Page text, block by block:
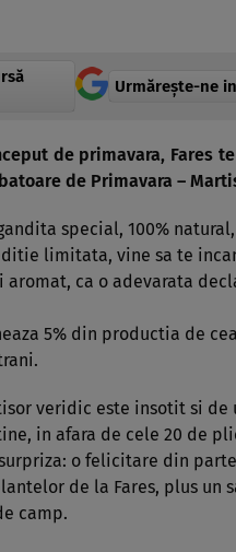
Urmărește-ne
de primavara, Fares
de Primavara –
special, 100%
limitata, vine sa te
aromat, ca o adevarata
5% din productia de
veridic este insotit si de
in afara de cele 20 de
o felicitare din
de la Fares, plus un
camp.